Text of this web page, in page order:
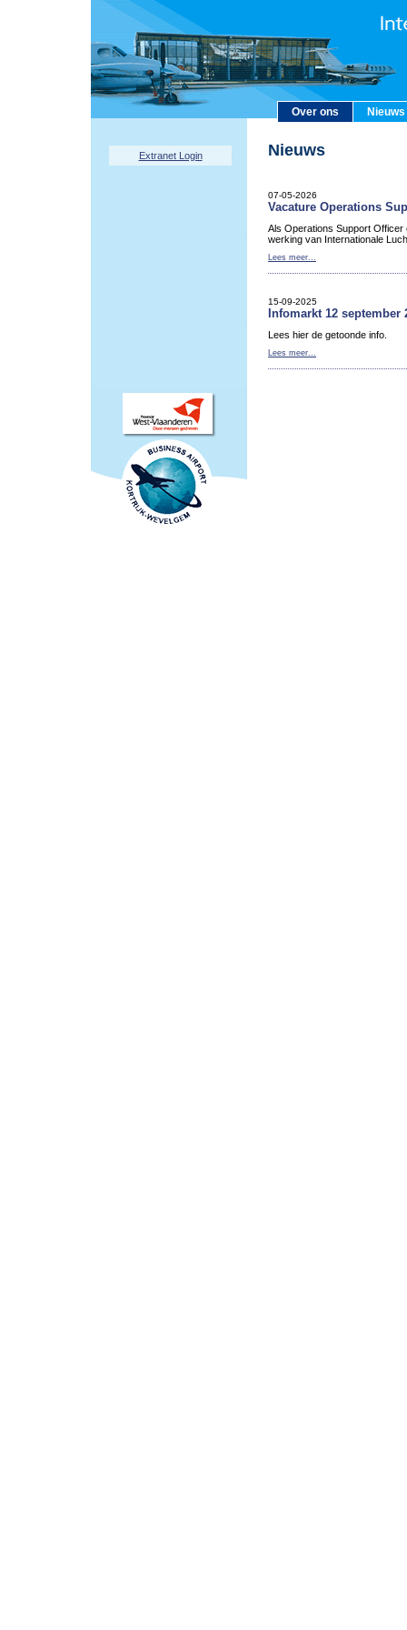
Over ons Nieuws
Extranet Login Nieuws
07-05-2026
Vacature Operations
Als Operations Support Officer
werking van Internationale
Lees meer...
15-09-2025
Infomarkt 12 september
Lees hier de getoonde info.
Lees meer...